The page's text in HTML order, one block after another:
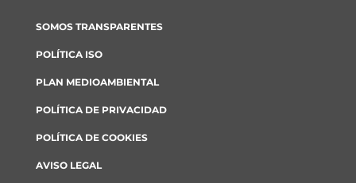
SOMOS TRANSPARENTES
POLÍTICA ISO
PLAN MEDIOAMBIENTAL
POLÍTICA DE PRIVACIDAD
POLÍTICA DE COOKIES
AVISO LEGAL